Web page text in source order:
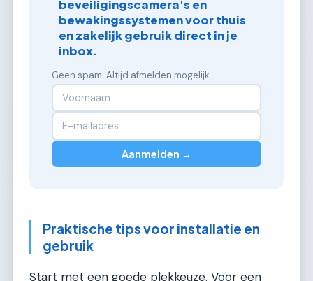
beveiligingscamera's en
bewakingssystemen voor thuis
en zakelijk gebruik direct in je
inbox.
Geen spam. Altijd afmelden mogelijk.
Aanmelden →
Praktische tips voor installatie en
gebruik
Start met een goede plekkeuze. Voor een